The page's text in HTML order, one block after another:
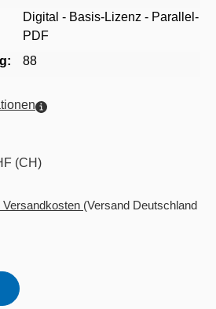
Digital - Basis-Lizenz - Parallel-
PDF
88
(CH)
(Versand Deutschland